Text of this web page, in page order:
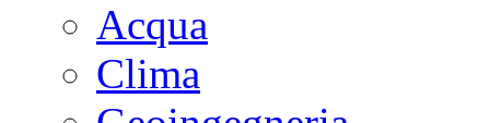
Acqua
Clima